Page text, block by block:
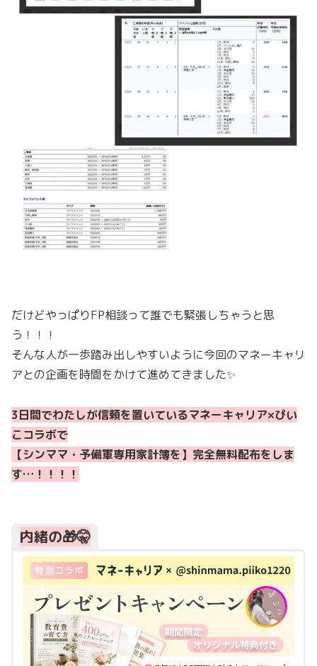
だけどやっぱりFP相談って誰でも緊張しちゃうと思
う！！！
そんな人が一歩踏み出しやすいように今回のマネーキャリ
アとの企画を時間をかけて進めてきました✨
3日間でわたしが信頼を置いているマネーキャリア×ぴい
こコラボで
【シンママ・予備軍専用家計簿を】完全無料配布をしま
す…！！！！
内緒の🎁🤫